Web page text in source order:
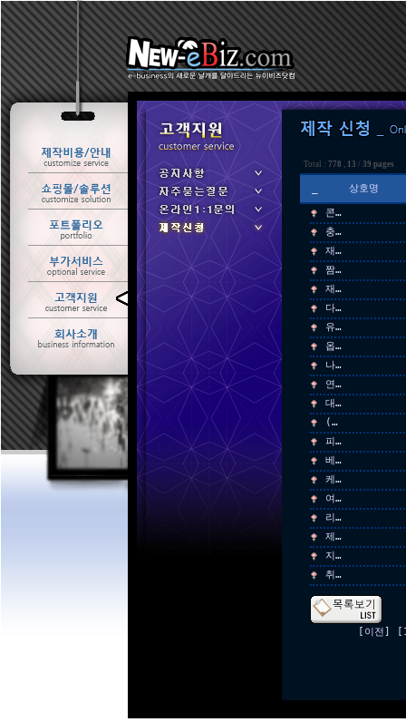
Total : 778 , 13 / 39 pages
상호명
콘…
충…
재…
짬…
재…
다…
유…
옵…
나…
연…
대…
(…
피…
베…
케…
여…
리…
제…
지…
취…
[이전]
ㆍ 공지사항
ㆍ 자주묻는질문
ㆍ 온라인1:1문의
ㆍ 제작신청